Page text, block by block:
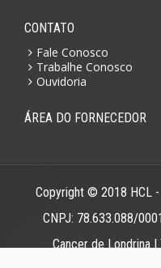
CONTATO
Fale Conosco
Trabalhe Conosco
Ouvidoria
ÁREA DO FORNECEDOR
Copyright © 2018 HCL
CNPJ: 78.633.088/
Cancer de Londrina